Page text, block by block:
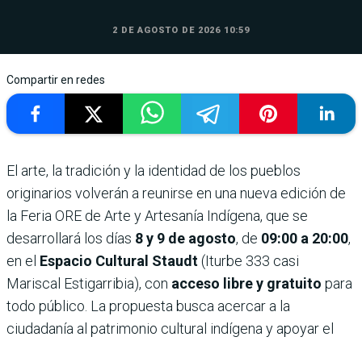
2 DE AGOSTO DE 2026 10:59
Compartir en redes
El arte, la tradición y la identidad de los pueblos
originarios volverán a reunirse en una nueva edición de
la Feria ORE de Arte y Artesanía Indígena, que se
desarrollará los días 8 y 9 de agosto, de 09:00 a 20:00,
en el Espacio Cultural Staudt(Iturbe 333 casi
Mariscal Estigarribia), con acceso libre y gratuito para
todo público. La propuesta busca acercar a la
ciudadanía al patrimonio cultural indígena y apoyar el